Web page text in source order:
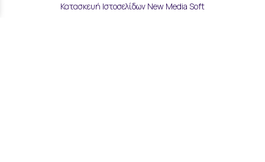
Αποστολές & Επιστροφές
Κατασκευή Ιστοσελίδων New Media Soft